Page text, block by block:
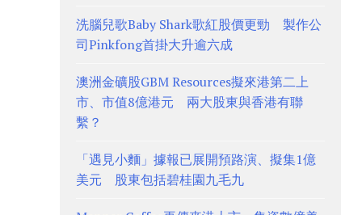
洗腦兒歌Baby Shark歌紅股價更勁 製作公
司Pinkfong首掛大升逾六成
澳洲金礦股GBM Resources擬來港第二上
市、市值8億港元 兩大股東與香港有聯
繫？
「遇見小麵」據報已展開預路演、擬集1億
美元 股東包括碧桂園九毛九